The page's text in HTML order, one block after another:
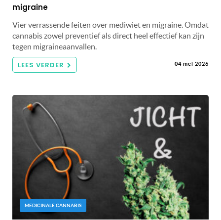
migraine
Vier verrassende feiten over mediwiet en migraine. Omdat
cannabis zowel preventief als direct heel effectief kan zijn
tegen migraineaanvallen.
LEES VERDER 04 mei 2026
MEDICINALE CANNABIS